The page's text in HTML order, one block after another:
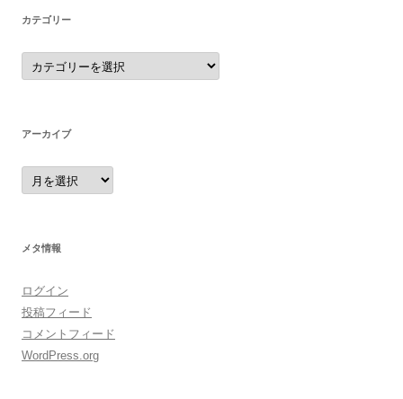
カテゴリー
カ
テ
ゴ
アーカイブ
ア
ー
カ
メタ情報
ログイン
投稿フィード
コメントフィード
WordPress.org